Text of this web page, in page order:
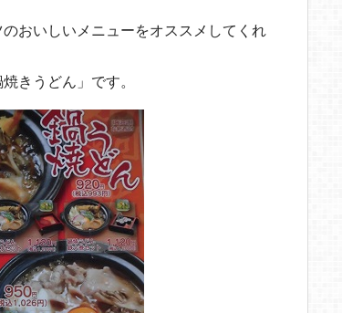
おいしいメニューをオススメしてくれ
きうどん」です。